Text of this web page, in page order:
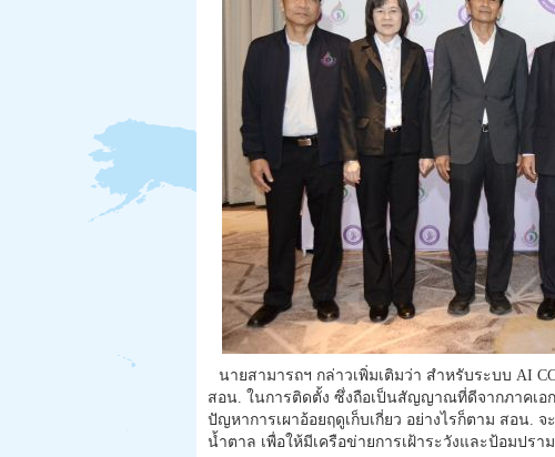
นายสามารถฯ กล่าวเพิ่มเติมว่า สำหรับระบบ AI
สอน. ในการติดตั้ง ซึ่งถือเป็นสัญญาณที่ดีจากภาคเ
ปัญหาการเผาอ้อยฤดูเก็บเกี่ยว อย่างไรก็ตาม สอน.
น้ำตาล เพื่อให้มีเครือข่ายการเฝ้าระวังและป้อมปร